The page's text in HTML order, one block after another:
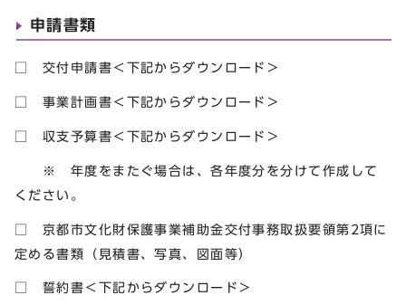
申請書類
□ 交付申請書＜下記からダウンロード＞
□ 事業計画書＜下記からダウンロード＞
□ 収支予算書＜下記からダウンロード＞
※ 年度をまたぐ場合は、各年度分を分けて作成して
ください。
□ 京都市文化財保護事業補助金交付事務取扱要領第2項に
定める書類（見積書、写真、図面等）
□ 誓約書＜下記からダウンロード＞